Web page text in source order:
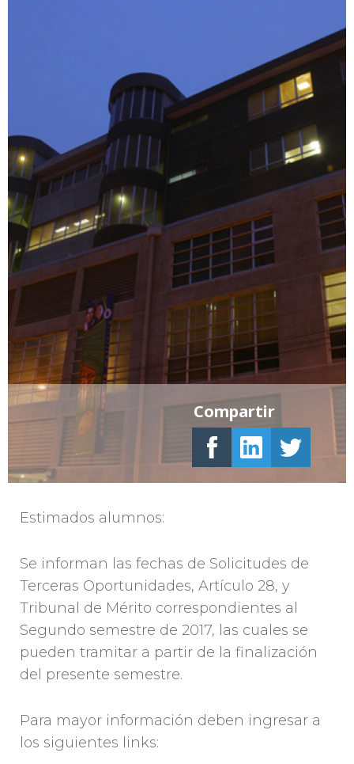
Estimados alumnos:
Se informan las fechas de Solicitudes de
Terceras Oportunidades, Artículo 28, y
Tribunal de Mérito correspondientes al
Segundo semestre de 2017, las cuales se
pueden tramitar a partir de la finalización
del presente semestre.
Para mayor información deben ingresar a
los siguientes links:
Compartir